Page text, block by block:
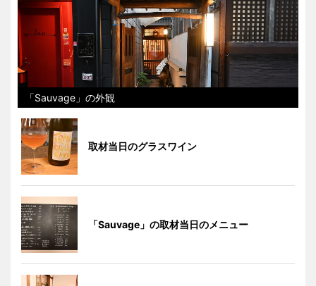
「Sauvage」の外観
取材当日のグラスワイン
「Sauvage」の取材当日のメニュー